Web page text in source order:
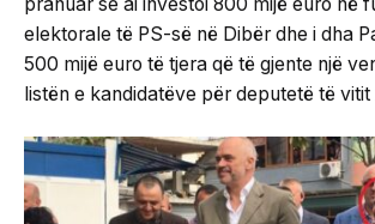
elektorale të PS-së në Dibër dhe i dha
500 mijë euro të tjera që të gjente një
listën e kandidatëve për deputetë të vitit